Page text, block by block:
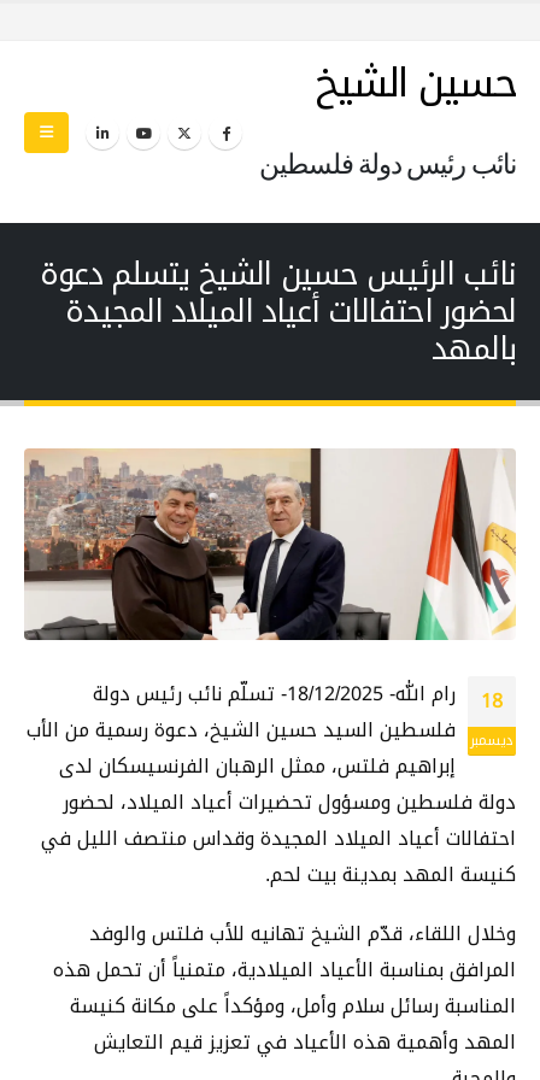
حسين الشيخ
نائب رئيس دولة فلسطين
نائب الرئيس حسين الشيخ يتسلم دعوة
لحضور احتفالات أعياد الميلاد المجيدة
بالمهد
18
ديسمبر
رام الله- 18/12/2025- تسلّم نائب رئيس دولة
فلسطين السيد حسين الشيخ، دعوة رسمية من الأب
إبراهيم فلتس، ممثل الرهبان الفرنسيسكان لدى
دولة فلسطين ومسؤول تحضيرات أعياد الميلاد، لحضور
احتفالات أعياد الميلاد المجيدة وقداس منتصف الليل في
كنيسة المهد بمدينة بيت لحم.
وخلال اللقاء، قدّم الشيخ تهانيه للأب فلتس والوفد
المرافق بمناسبة الأعياد الميلادية، متمنياً أن تحمل هذه
المناسبة رسائل سلام وأمل، ومؤكداً على مكانة كنيسة
المهد وأهمية هذه الأعياد في تعزيز قيم التعايش